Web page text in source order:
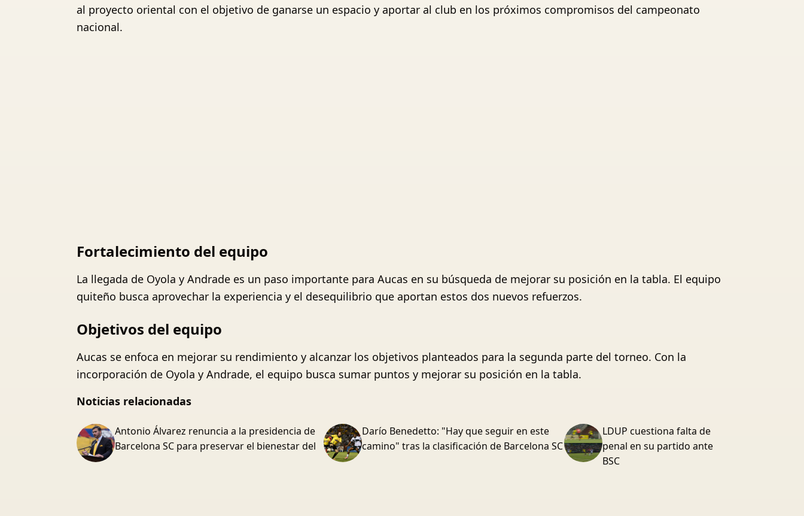
al proyecto oriental con el objetivo de ganarse un espacio y aportar al club en los próximos compromisos del campeonato
nacional.
Fortalecimiento del equipo
La llegada de Oyola y Andrade es un paso importante para Aucas en su búsqueda de mejorar su posición en la tabla. El equipo
quiteño busca aprovechar la experiencia y el desequilibrio que aportan estos dos nuevos refuerzos.
Objetivos del equipo
Aucas se enfoca en mejorar su rendimiento y alcanzar los objetivos planteados para la segunda parte del torneo. Con la
incorporación de Oyola y Andrade, el equipo busca sumar puntos y mejorar su posición en la tabla.
Noticias relacionadas
Antonio Álvarez renuncia a la presidencia de
Barcelona SC para preservar el bienestar del
Darío Benedetto: "Hay que seguir en este
camino" tras la clasificación de Barcelona SC
LDUP cuestiona falta de
penal en su partido ante
BSC